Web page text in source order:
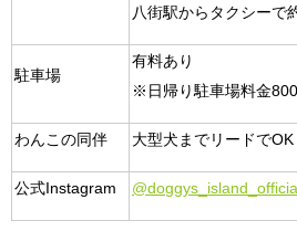
八街駅からタクシーで
駐車場
有料あり
※日帰り駐車場料金
わんこの同伴 大型犬までリードでOK
公式Instagram @doggys_island_official